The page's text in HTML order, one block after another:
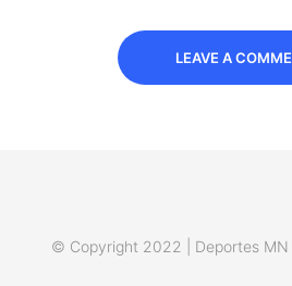
LEAVE A
© Copyright 2022 | Deportes MN